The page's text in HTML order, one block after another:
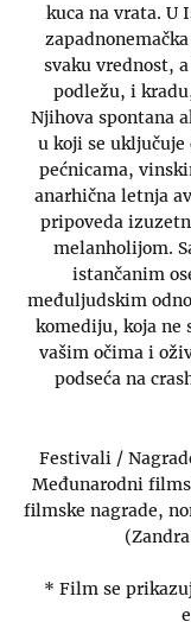
kuca na vrata. U
svaku vrednost,
podležu, i
Njihova spontana
u koji se
pećnicama,
anarhična letnja
pripoveda
melanholijom.
istančanim
međuljudskim
komediju, koja ne
vašim očima i
podseća na
Festivali /
Međunarodni
filmske nagrade,
* Film se